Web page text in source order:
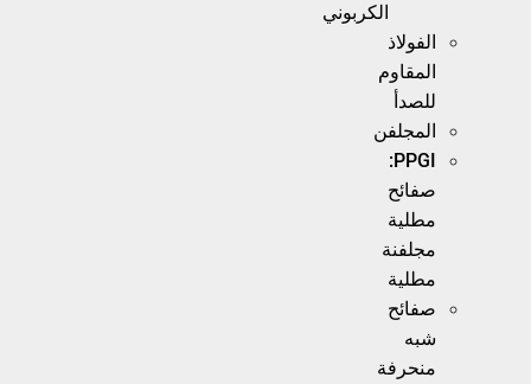
الكربوني
الفولاذ
المقاوم
للصدأ
المجلفن
PPGI:
صفائح
مطلية
مجلفنة
مطلية
صفائح
شبه
منحرفة